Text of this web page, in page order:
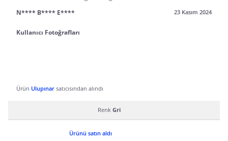
N**** B**** E****
23 Kasım 2024
Kullanıcı Fotoğrafları
Ürün Ulupınar satıcısından alındı
Renk Gri
Ürünü satın aldı